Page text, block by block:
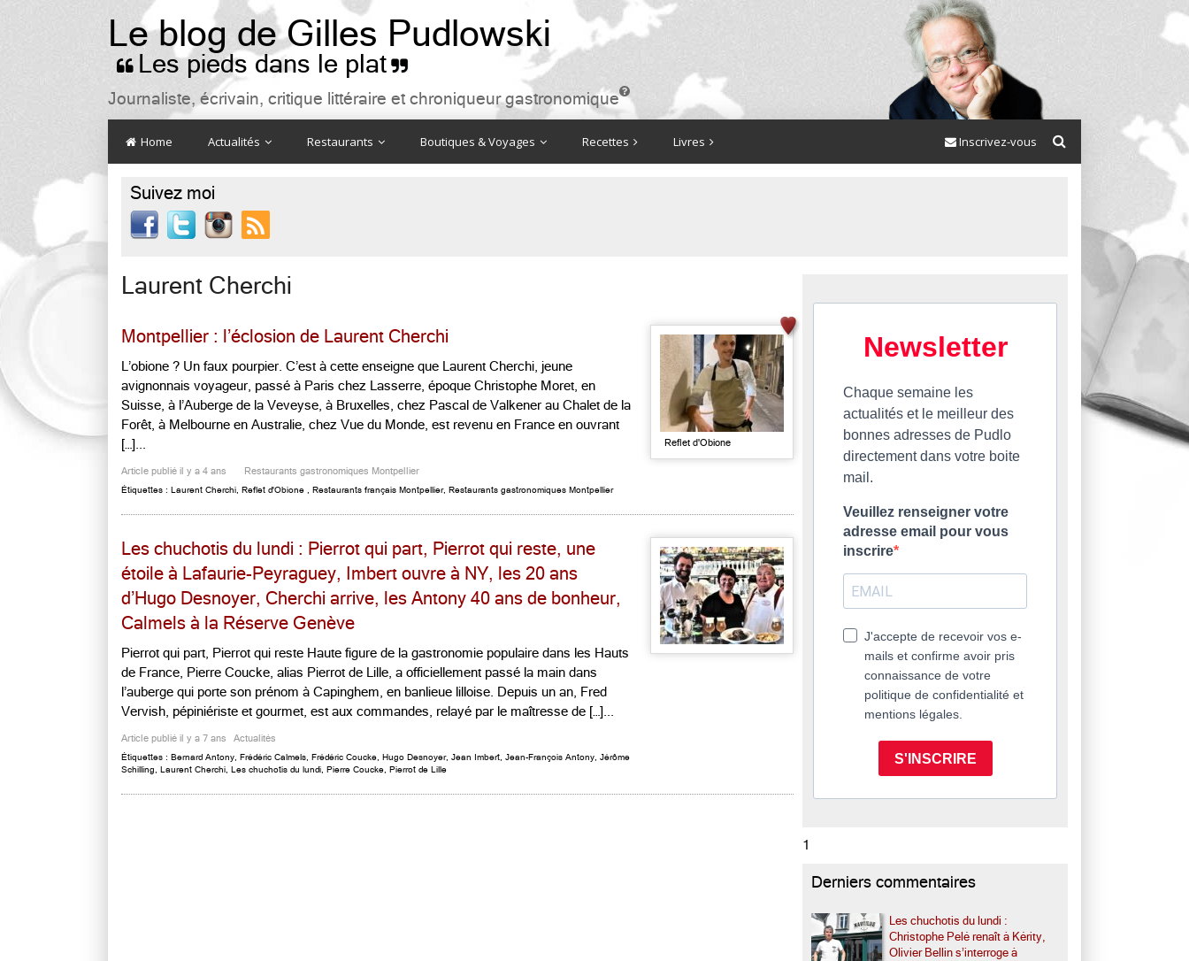
Le blog de Gilles Pudlowski
 Les pieds dans le plat 
Journaliste, écrivain, critique littéraire et chroniqueur gastronomique

Home Actualités Restaurants Boutiques & Voyages Recettes Livres Inscrivez-vous
Suivez moi

Laurent Cherchi
Montpellier : l’éclosion de Laurent Cherchi
L’obione ? Un faux pourpier. C’est à cette enseigne que Laurent Cherchi, jeune
avignonnais voyageur, passé à Paris chez Lasserre, époque Christophe Moret, en
Suisse, à l’Auberge de la Veveyse, à Bruxelles, chez Pascal de Valkener au Chalet de la
Forêt, à Melbourne en Australie, chez Vue du Monde, est revenu en France en ouvrant
[…]...
Article publié il y a 4 ans Restaurants gastronomiques Montpellier
Étiquettes : Laurent Cherchi Reflet d'Obione Restaurants français Montpellier, Restaurants gastronomiques Montpellier
Reflet d'Obione
Les chuchotis du lundi : Pierrot qui part, Pierrot qui reste, une
étoile à Lafaurie-Peyraguey, Imbert ouvre à NY, les 20 ans
d’Hugo Desnoyer, Cherchi arrive, les Antony 40 ans de bonheur,
Calmels à la Réserve Genève
Pierrot qui part, Pierrot qui reste Haute figure de la gastronomie populaire dans les Hauts
de France, Pierre Coucke, alias Pierrot de Lille, a officiellement passé la main dans
l’auberge qui porte son prénom à Capinghem, en banlieue lilloise. Depuis un an, Fred
Vervish, pépiniériste et gourmet, est aux commandes, relayé par le maîtresse de […]...
Article publié il y a 7 ans Actualités
Étiquettes : Bernard Antony Frédéric Calmels Frédéric Coucke Hugo Desnoyer, Jean Imbert Jean-François Antony Jérôme
Schilling
Laurent Cherchi Les chuchotis du lundi Pierre Coucke Pierrot de Lille
Newsletter
Chaque semaine les
actualités et le meilleur des
bonnes adresses de Pudlo
directement dans votre boite
mail.
Veuillez renseigner votre
adresse email pour vous
inscrire
J'accepte de recevoir vos e-
mails et confirme avoir pris
connaissance de votre
politique de confidentialité et
mentions légales.
S'INSCRIRE
1
Derniers commentaires
Les chuchotis du lundi :
Christophe Pelé renaît à Kérity,
Olivier Bellin s’interroge à